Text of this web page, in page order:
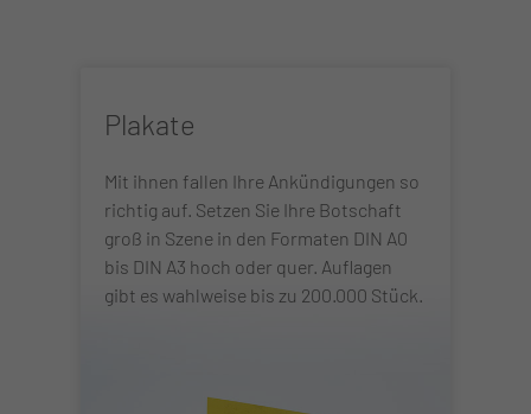
Plakate
Mit ihnen fallen Ihre Ankündigungen so
richtig auf. Setzen Sie Ihre Botschaft
groß in Szene in den Formaten DIN A0
bis DIN A3 hoch oder quer. Auflagen
gibt es wahlweise bis zu 200.000 Stück.